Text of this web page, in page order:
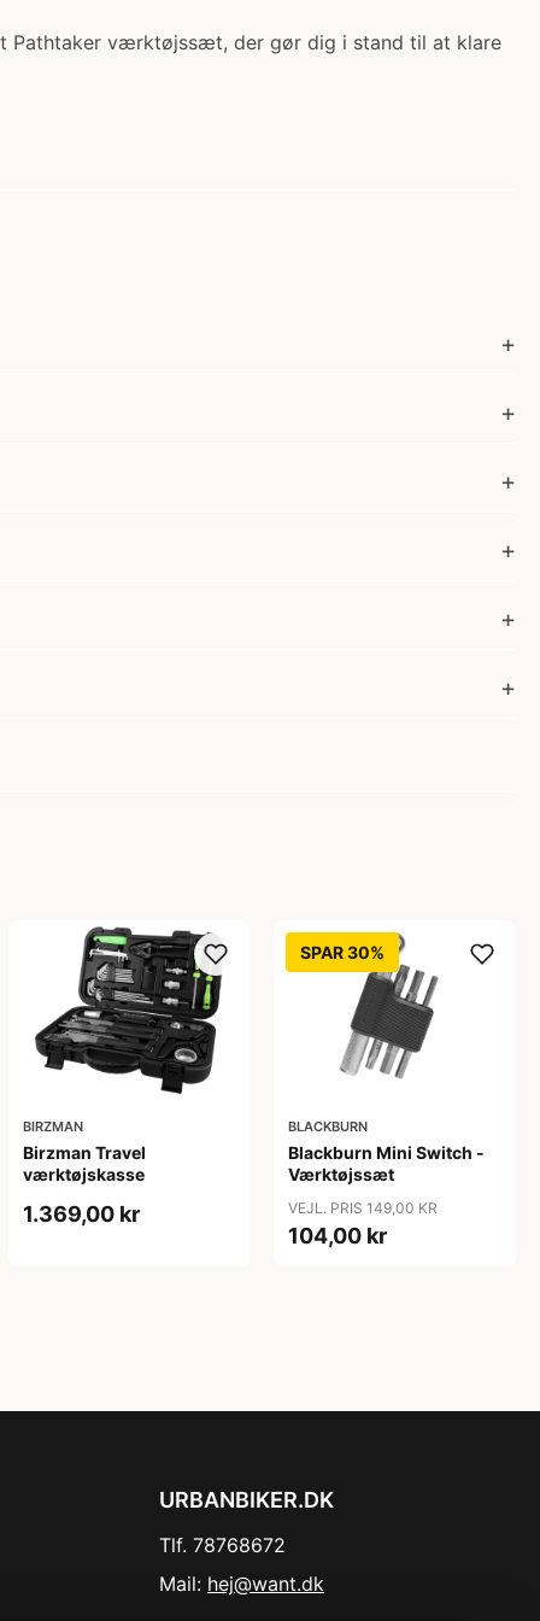
Pathtaker værktøjssæt, der gør dig i stand til at klare
BIRZMAN
Birzman Travel
værktøjskasse
1.369,00 kr
SPAR 30%
BLACKBURN
Blackburn Mini Switch -
Værktøjssæt
VEJL. PRIS 149,00 KR
104,00 kr
URBANBIKER.DK
Tlf. 78768672
Mail: hej@want.dk